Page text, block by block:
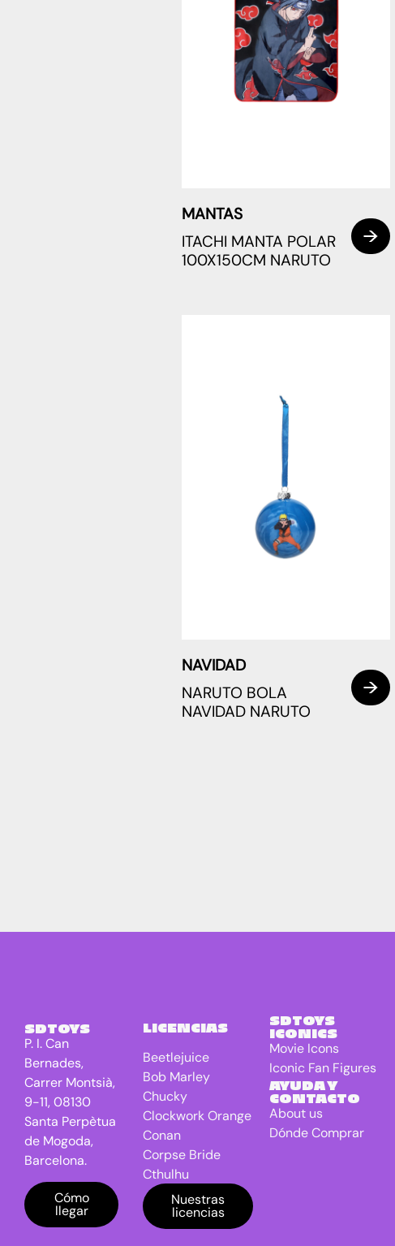
MANTAS
ITACHI MANTA POLAR
100X150CM NARUTO
NAVIDAD
NARUTO BOLA
NAVIDAD NARUTO
SDTOYS
P. I. Can
Bernades,
Carrer Montsià,
9-11, 08130
Santa Perpètua
de Mogoda,
Barcelona.
Cómo
llegar
LICENCIAS
Beetlejuice
Bob Marley
Chucky
Clockwork Orange
Conan
Corpse Bride
Cthulhu
DC Universe
Batman
Dragon Ball
Nuestras
licencias
SDTOYS
ICONICS
Movie Icons
Iconic Fan Figures
AYUDA Y
CONTACTO
About us
Dónde Comprar